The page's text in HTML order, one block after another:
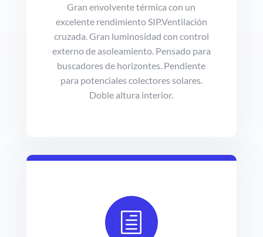
Gran envolvente térmica con un
excelente rendimiento SIP.Ventilación
cruzada. Gran luminosidad con control
externo de asoleamiento. Pensado para
buscadores de horizontes. Pendiente
para potenciales colectores solares.
Doble altura interior.
h